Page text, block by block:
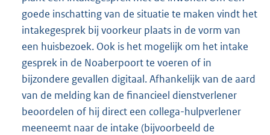
goede inschatting van de situatie te maken vindt het
intakegesprek bij voorkeur plaats in de vorm van
een huisbezoek. Ook is het mogelijk om het intake
gesprek in de Noaberpoort te voeren of in
bijzondere gevallen digitaal. Afhankelijk van de aard
van de melding kan de financieel dienstverlener
beoordelen of hij direct een collega-hulpverlener
meeneemt naar de intake (bijvoorbeeld de